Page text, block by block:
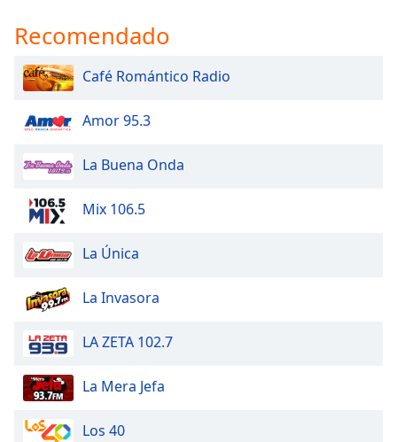
Recomendado
Café Romántico Radio
Amor 95.3
La Buena Onda
Mix 106.5
La Única
La Invasora
LA ZETA 102.7
La Mera Jefa
Los 40